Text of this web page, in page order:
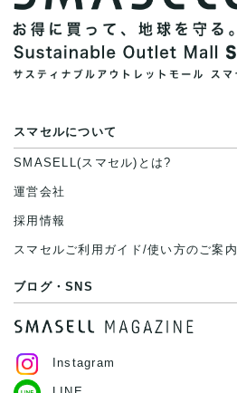
スマセルについて
SMASELL(スマセル)とは?
運営会社
採用情報
スマセルご利用ガイド/使い方のご案内
ブログ・SNS
Instagram